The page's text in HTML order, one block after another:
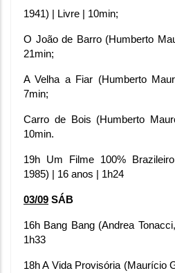
1941) | Livre | 10min;
O João de Barro (Humberto
21min;
A Velha a Fiar (Humberto
7min;
Carro de Bois (Humberto
10min.
19h Um Filme 100%
1985) | 16 anos | 1h24
03/09 SÁB
16h Bang Bang (Andrea
1h33
18h A Vida Provisória (Maurício